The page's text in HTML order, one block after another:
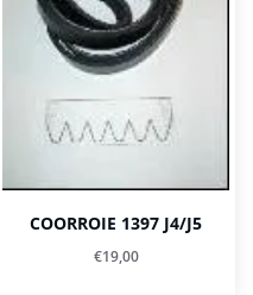
COORROIE 1397 J4/J5
€19,00